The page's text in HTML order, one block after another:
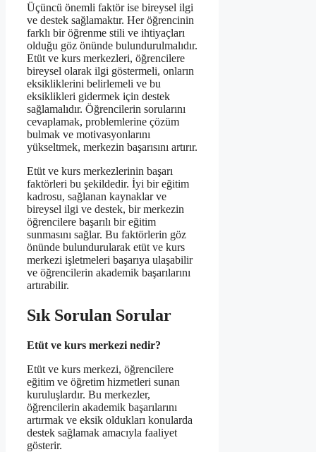
Üçüncü önemli faktör ise bireysel ilgi
ve destek sağlamaktır. Her öğrencinin
farklı bir öğrenme stili ve ihtiyaçları
olduğu göz önünde bulundurulmalıdır.
Etüt ve kurs merkezleri, öğrencilere
bireysel olarak ilgi göstermeli, onların
eksikliklerini belirlemeli ve bu
eksiklikleri gidermek için destek
sağlamalıdır. Öğrencilerin sorularını
cevaplamak, problemlerine çözüm
bulmak ve motivasyonlarını
yükseltmek, merkezin başarısını artırır.
Etüt ve kurs merkezlerinin başarı
faktörleri bu şekildedir. İyi bir eğitim
kadrosu, sağlanan kaynaklar ve
bireysel ilgi ve destek, bir merkezin
öğrencilere başarılı bir eğitim
sunmasını sağlar. Bu faktörlerin göz
önünde bulundurularak etüt ve kurs
merkezi işletmeleri başarıya ulaşabilir
ve öğrencilerin akademik başarılarını
artırabilir.
Sık Sorulan Sorular
Etüt ve kurs merkezi nedir?
Etüt ve kurs merkezi, öğrencilere
eğitim ve öğretim hizmetleri sunan
kuruluşlardır. Bu merkezler,
öğrencilerin akademik başarılarını
artırmak ve eksik oldukları konularda
destek sağlamak amacıyla faaliyet
gösterir.